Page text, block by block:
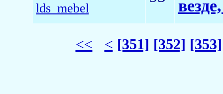
lds_mebel
<< < [351] [352] [353]